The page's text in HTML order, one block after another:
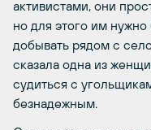
активистами, они
но для этого им
добывать рядом с
сказала одна из
судиться с
безнадежным.